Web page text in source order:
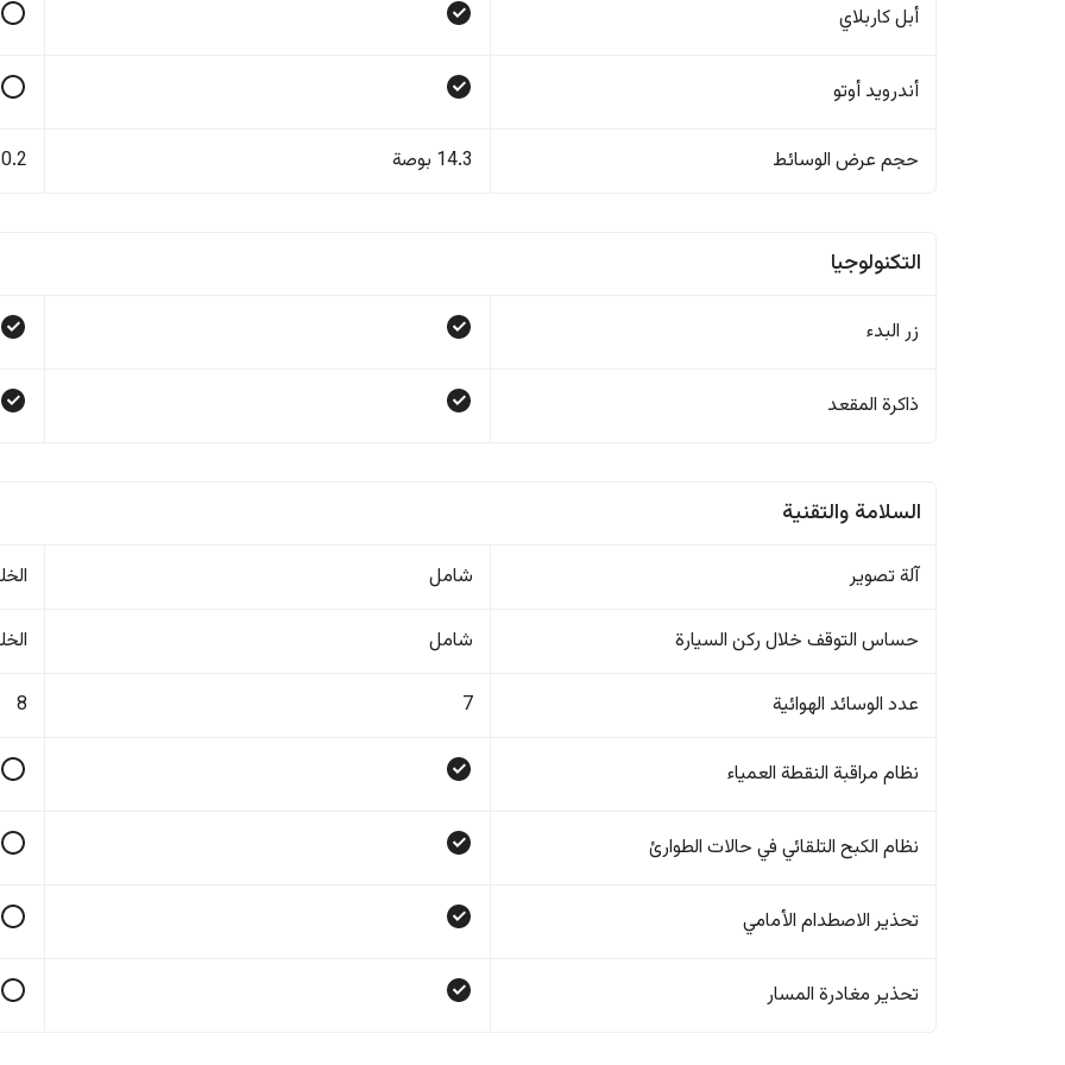
أبل كاربلاي
أندرويد أوتو
حجم عرض الوسائط 14.3 بوصة 10.2
التكنولوجيا
زر البدء
ذاكرة المقعد
السلامة والتقنية
آلة تصوير شامل
حساس التوقف خلال ركن السيارة شامل
عدد الوسائد الهوائية 7
8
نظام مراقبة النقطة العمياء
نظام الكبح التلقائي في حالات الطوارئ
تحذير الاصطدام الأمامي
تحذير مغادرة المسار